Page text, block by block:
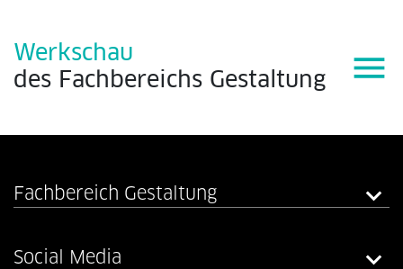
Werkschau
des Fachbereichs Gestaltung menu
Fachbereich Gestaltung
Social Media